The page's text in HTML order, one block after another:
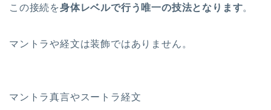
この接続を身体レベルで行う唯一の技法となります。
マントラや経文は装飾ではありません。
マントラ真言やスートラ経文